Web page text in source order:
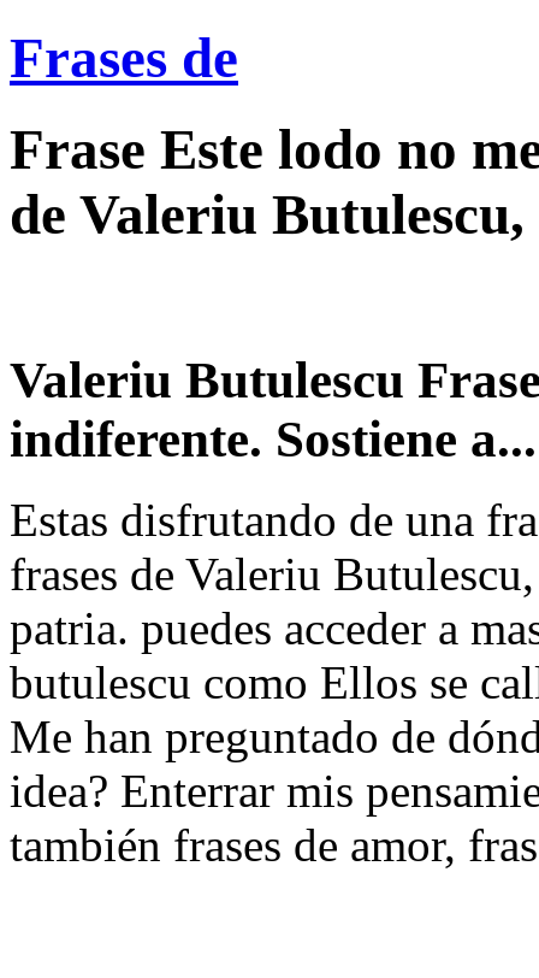
Frases de
Frase Este lodo no
de Valeriu
Valeriu Butulescu
indiferente. Sostiene a...
Estas disfrutando de una
frases de Valeriu
patria. puedes acceder a
butulescu como Ellos se
Me han preguntado de
idea? Enterrar mis
también frases de amor,